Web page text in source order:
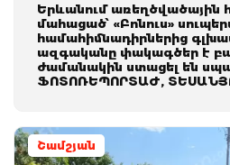
Երևանում առեղծվածային
մահացած՝ «Բոնուս»
համահիմնադիրներից
ազգականը փակագծեր է
ժամանակին ստացել են
ՖՈՏՈՌԵՊՈՐՏԱԺ,
Շամշյան